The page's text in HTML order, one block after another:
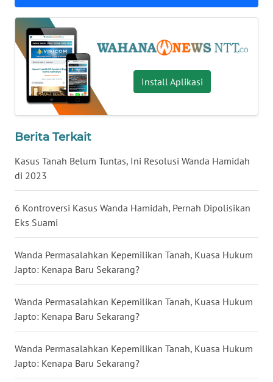
Install Aplikasi
Berita Terkait
Kasus Tanah Belum Tuntas, Ini Resolusi Wanda Hamidah
di 2023
6 Kontroversi Kasus Wanda Hamidah, Pernah Dipolisikan
Eks Suami
Wanda Permasalahkan Kepemilikan Tanah, Kuasa Hukum
Japto: Kenapa Baru Sekarang?
Wanda Permasalahkan Kepemilikan Tanah, Kuasa Hukum
Japto: Kenapa Baru Sekarang?
Wanda Permasalahkan Kepemilikan Tanah, Kuasa Hukum
Japto: Kenapa Baru Sekarang?
WN
JATENG
WN
NUSANTARA
JOGJA
JATIM
WN
BALI
WN
KALBAR
WN
KALTENG
WN
KALTARA